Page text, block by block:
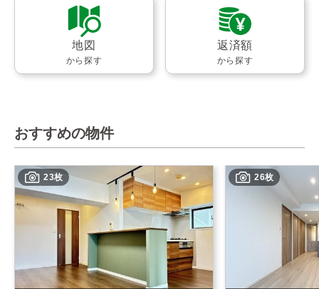
地図
から探す
返済額
から探す
おすすめの物件
23枚 26枚